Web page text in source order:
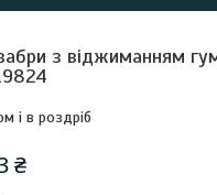
з віджиманням
і в роздріб
₴